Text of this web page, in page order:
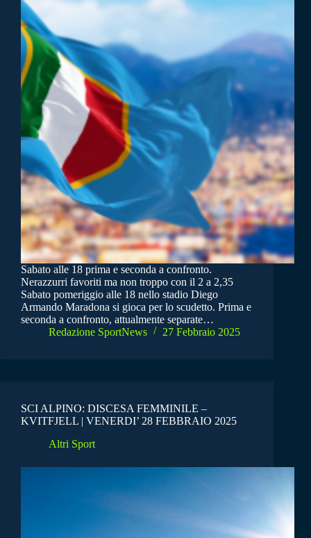
Sabato alle 18 prima e seconda a confronto.
Nerazzurri favoriti ma non troppo con il 2 a 2,35
Sabato pomeriggio alle 18 nello stadio Diego
Armando Maradona si gioca per lo scudetto. Prima e
seconda a confronto, attualmente separate…
Redazione SportNews
27 Febbraio 2025
SCI ALPINO: DISCESA FEMMINILE –
KVITFJELL | VENERDI’ 28 FEBBRAIO 2025
Altri Sport